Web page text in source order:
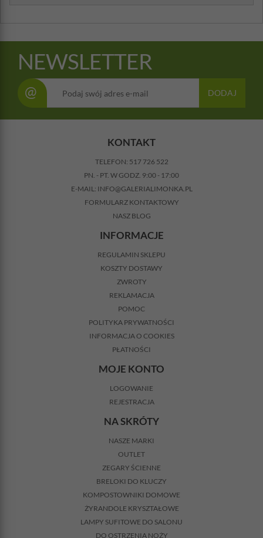
NEWSLETTER
@ DODAJ
KONTAKT
TELEFON: 517 726 522
PN. - PT. W GODZ. 9:00 - 17:00
E-MAIL: INFO@GALERIALIMONKA.PL
FORMULARZ KONTAKTOWY
NASZ BLOG
INFORMACJE
REGULAMIN SKLEPU
KOSZTY DOSTAWY
ZWROTY
REKLAMACJA
POMOC
POLITYKA PRYWATNOŚCI
INFORMACJA O COOKIES
PŁATNOŚCI
MOJE KONTO
LOGOWANIE
REJESTRACJA
NA SKRÓTY
NASZE MARKI
OUTLET
ZEGARY ŚCIENNE
BRELOKI DO KLUCZY
KOMPOSTOWNIKI DOMOWE
ŻYRANDOLE KRYSZTAŁOWE
LAMPY SUFITOWE DO SALONU
DO OSTRZENIA NOŻY